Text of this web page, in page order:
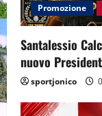
Promozione
Santalessio
nuovo
sportjonico